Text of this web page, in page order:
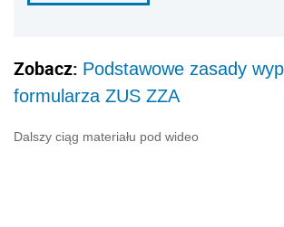
Zobacz: Podstawowe zasady
formularza ZUS ZZA
Dalszy ciąg materiału pod wideo